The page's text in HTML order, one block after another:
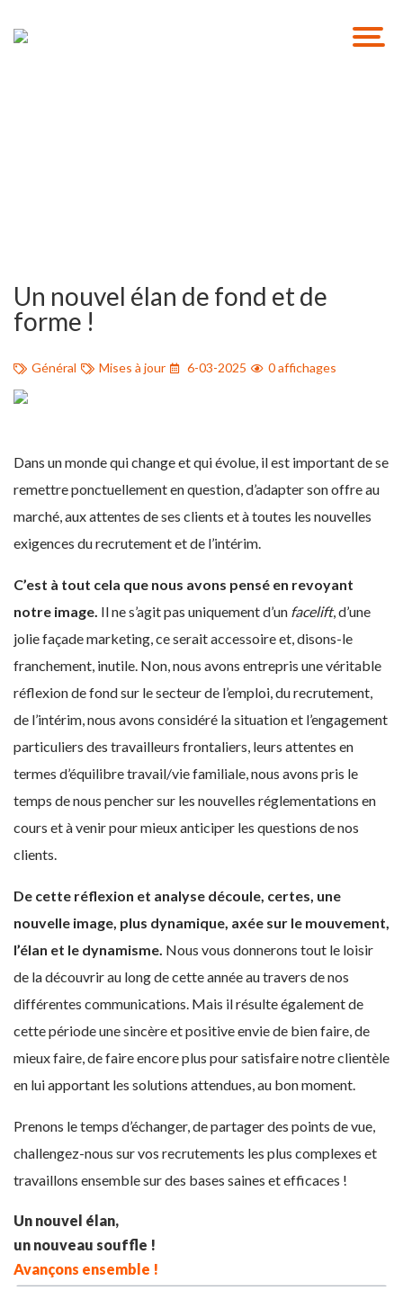
Un nouvel élan de fond et de
forme !
Général Mises à jour 6-03-2025 0 affichages
Dans un monde qui change et qui évolue, il est important de se
remettre ponctuellement en question, d’adapter son offre au
marché, aux attentes de ses clients et à toutes les nouvelles
exigences du recrutement et de l’intérim.
C’est à tout cela que nous avons pensé en revoyant
notre image. Il ne s’agit pas uniquement d’un facelift, d’une
jolie façade marketing, ce serait accessoire et, disons-le
franchement, inutile. Non, nous avons entrepris une véritable
réflexion de fond sur le secteur de l’emploi, du recrutement,
de l’intérim, nous avons considéré la situation et l’engagement
particuliers des travailleurs frontaliers, leurs attentes en
termes d’équilibre travail/vie familiale, nous avons pris le
temps de nous pencher sur les nouvelles réglementations en
cours et à venir pour mieux anticiper les questions de nos
clients.
De cette réflexion et analyse découle, certes, une
nouvelle image, plus dynamique, axée sur le mouvement,
l’élan et le dynamisme. Nous vous donnerons tout le loisir
de la découvrir au long de cette année au travers de nos
différentes communications. Mais il résulte également de
cette période une sincère et positive envie de bien faire, de
mieux faire, de faire encore plus pour satisfaire notre clientèle
en lui apportant les solutions attendues, au bon moment.
Prenons le temps d’échanger, de partager des points de vue,
challengez-nous sur vos recrutements les plus complexes et
travaillons ensemble sur des bases saines et efficaces !
Un nouvel élan,
un nouveau souffle !
Avançons ensemble !